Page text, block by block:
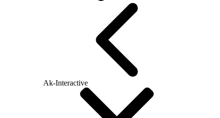
Ak-Interactive